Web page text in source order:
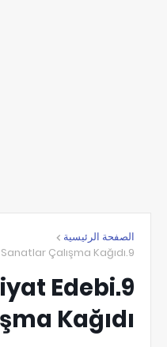
الصفحة الرئيسية
9.Sınıf Edebiyat Edebi Sanatlar Çalışma Kağıdı
Edebi
Kağıdı